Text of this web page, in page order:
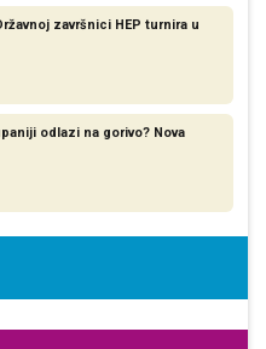
završnici HEP turnira u
odlazi na gorivo? Nova